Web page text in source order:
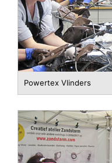
Powertex Vlinders